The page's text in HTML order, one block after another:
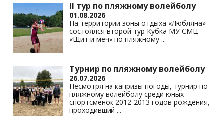
II тур по пляжному волейболу
01.08.2026
На территории зоны отдыха «Любляна»
состоялся второй тур Кубка МУ СМЦ
«Щит и меч» по пляжному ...
Турнир по пляжному волейболу
26.07.2026
Несмотря на капризы погоды, турнир по
пляжному волейболу среди юных
спортсменок 2012-2013 годов рождения,
проходивший ...